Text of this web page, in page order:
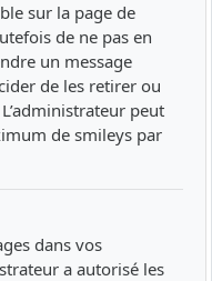
sur la page de
de ne pas en
un message
de les retirer ou
peut
de smileys par
dans vos
a autorisé les